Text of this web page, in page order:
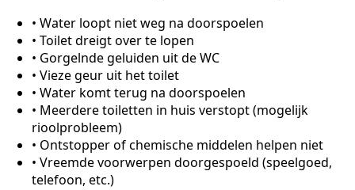
• Water loopt niet weg na doorspoelen
• Toilet dreigt over te lopen
• Gorgelnde geluiden uit de WC
• Vieze geur uit het toilet
• Water komt terug na doorspoelen
• Meerdere toiletten in huis verstopt (mogelijk
rioolprobleem)
• Ontstopper of chemische middelen helpen niet
• Vreemde voorwerpen doorgespoeld (speelgoed,
telefoon, etc.)